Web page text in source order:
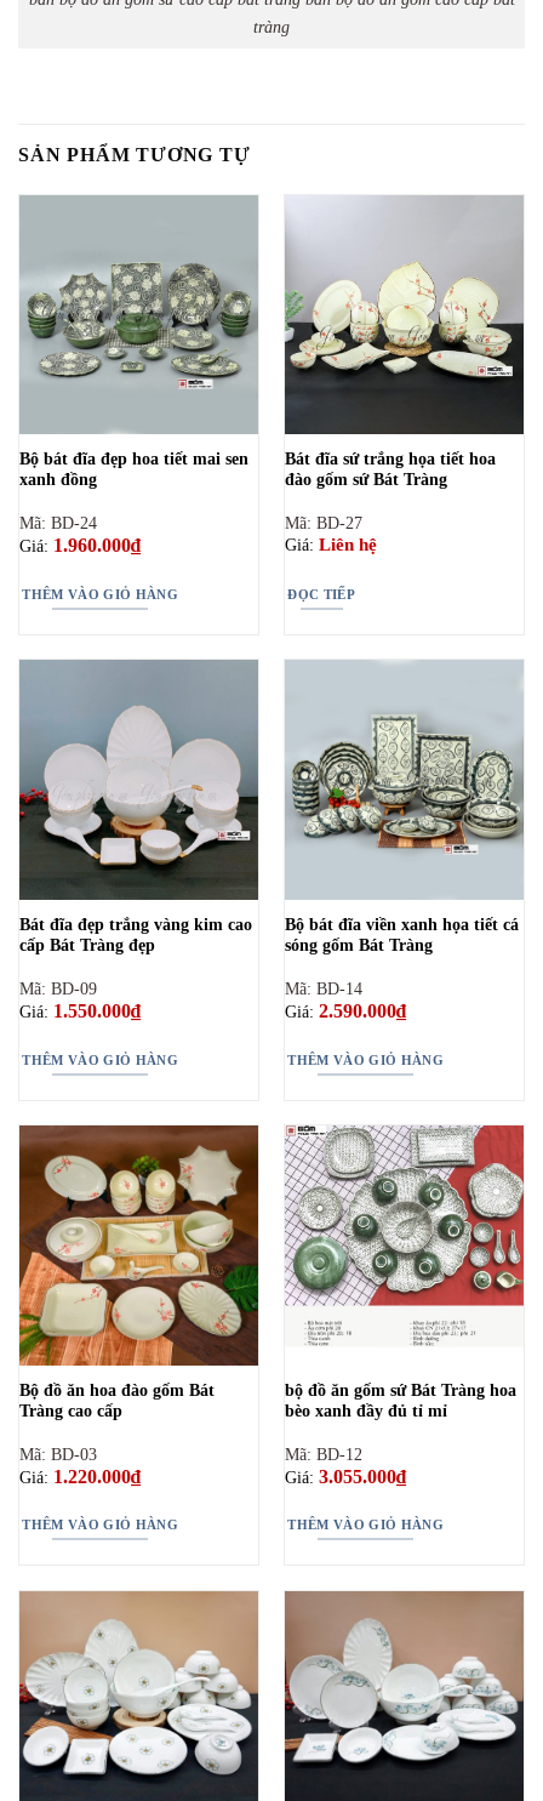
tràng
SẢN PHẨM TƯƠNG TỰ
Bộ bát đĩa đẹp hoa tiết mai sen
xanh đồng
Mã: BD-24
Giá: 1.960.000₫
THÊM VÀO GIỎ HÀNG
Bát đĩa sứ trắng họa tiết hoa
đào gốm sứ Bát Tràng
Mã: BD-27
Giá: Liên hệ
ĐỌC TIẾP
Bát đĩa đẹp trắng vàng kim cao
cấp Bát Tràng đẹp
Mã: BD-09
Giá: 1.550.000₫
THÊM VÀO GIỎ HÀNG
Bộ bát đĩa viền xanh họa tiết cá
sóng gốm Bát Tràng
Mã: BD-14
Giá: 2.590.000₫
THÊM VÀO GIỎ HÀNG
Bộ đồ ăn hoa đào gốm Bát
Tràng cao cấp
Mã: BD-03
Giá: 1.220.000₫
THÊM VÀO GIỎ HÀNG
bộ đồ ăn gốm sứ Bát Tràng hoa
bèo xanh đầy đủ tỉ mỉ
Mã: BD-12
Giá: 3.055.000₫
THÊM VÀO GIỎ HÀNG